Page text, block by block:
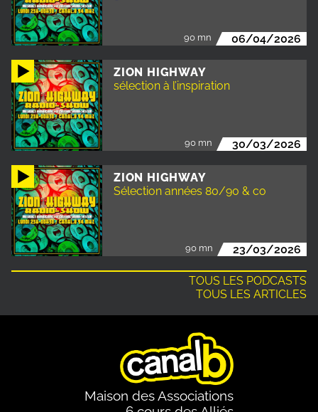
90 mn 06/04/2026
ZION HIGHWAY
sélection à l’inspiration
90 mn 30/03/2026
ZION HIGHWAY
Sélection années 80/90 & co
90 mn 23/03/2026
TOUS LES PODCASTS
TOUS LES ARTICLES
Maison des Associations